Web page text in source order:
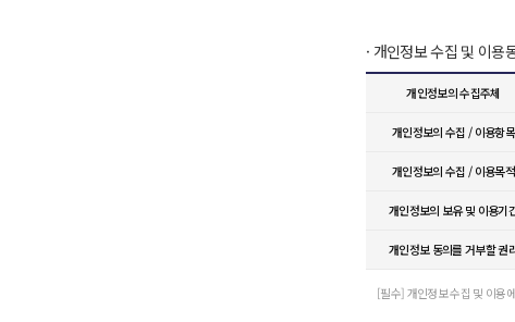
· 개인정보 수집 및 이용
개인정보의 수집주체
개인정보의 수집 / 이용항목
개인정보의 수집 / 이용목적
개인정보의 보유 및 이용기
개인정보 동의를 거부할 권
[필수] 개인정보 수집 및 이용